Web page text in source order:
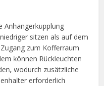
Anhängerkupplung
sitzen als auf dem
zum Kofferraum
können Rückleuchten
wodurch zusätzliche
erforderlich